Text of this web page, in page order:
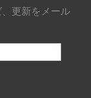
更新をメール